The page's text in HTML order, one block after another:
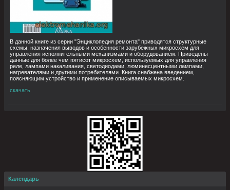
В данной книге из серии "Энциклопедия ремонта" приводятся структурные
схемы, назначения выводов и особенности зарубежных микросхем для
управления исполнительными механизмами и оборудованием. Приведены
данные для более чем пятисот микросхем, используемых для управления
реле, лампами накаливания, светодиодами, люминесцентными лампами,
нагревателями и другими потребителями. Книга снабжена введением,
поясняющим устройство и применение описываемых микросхем.
скачать
Календарь